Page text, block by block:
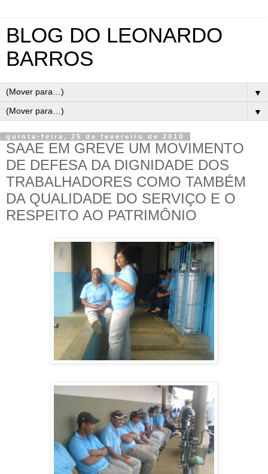
BLOG DO LEONARDO
BARROS
▼
▼
quinta-feira, 25 de fevereiro de 2010
SAAE EM GREVE UM MOVIMENTO
DE DEFESA DA DIGNIDADE DOS
TRABALHADORES COMO TAMBÉM
DA QUALIDADE DO SERVIÇO E O
RESPEITO AO PATRIMÔNIO